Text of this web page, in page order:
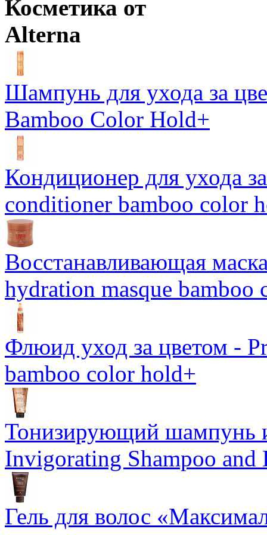
Косметика от
Alterna
Шампунь для ухода за
Bamboo Color Hold+
Кондиционер для ухода
conditioner bamboo color
Восстанавливающая
hydration masque bamboo
Флюид уход за цветом -
bamboo color hold+
Тонизирующий шампунь
Invigorating Shampoo and
Гель для волос